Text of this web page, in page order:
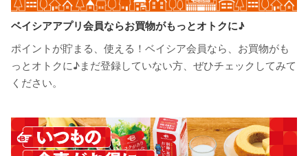
ベイシアアプリ会員ならお買物がもっとオトクに♪
ポイントが貯まる、使える！ベイシア会員なら、お買物がも
っとオトクに♪まだ登録していない方、ぜひチェックしてみて
ください。